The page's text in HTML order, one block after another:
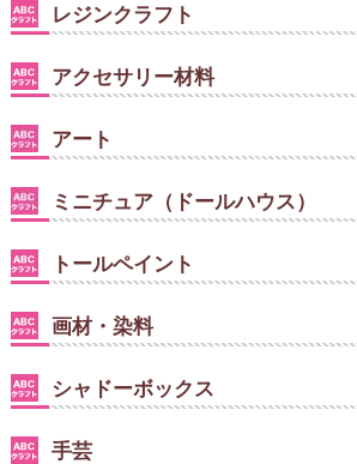
レジンクラフト
アクセサリー材料
アート
ミニチュア（ドールハウス）
トールペイント
画材・染料
シャドーボックス
手芸